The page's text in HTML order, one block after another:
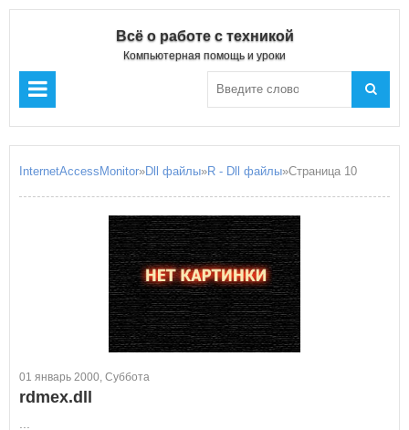
Всё о работе с техникой
Компьютерная помощь и уроки
InternetAccessMonitor»Dll файлы»R - Dll файлы»Страница 10
01 январь 2000, Суббота
rdmex.dll